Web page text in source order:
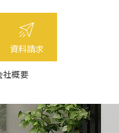
資料請求
社概要